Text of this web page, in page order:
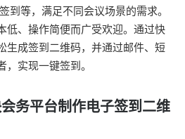
到等，满足不同会议场景的需求。
低、操作简便而广受欢迎。通过快
生成签到二维码，并通过邮件、短
实现一键签到。
务平台制作电子签到二维